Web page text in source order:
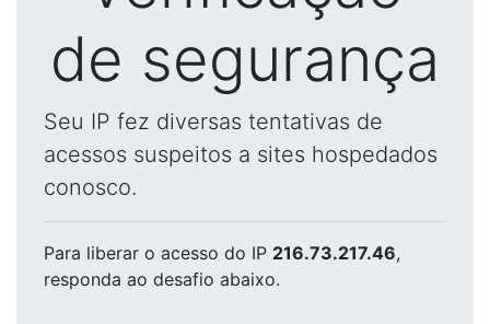
de segurança
Seu IP fez diversas tentativas de
acessos suspeitos a sites hospedados
conosco.
Para liberar o acesso do IP 216.73.217.46,
responda ao desafio abaixo.